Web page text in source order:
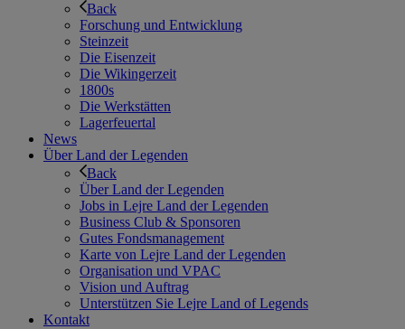
Back
Forschung und Entwicklung
Steinzeit
Die Eisenzeit
Die Wikingerzeit
1800s
Die Werkstätten
Lagerfeuertal
News
Über Land der Legenden
Back
Über Land der Legenden
Jobs in Lejre Land der Legenden
Business Club & Sponsoren
Gutes Fondsmanagement
Karte von Lejre Land der Legenden
Organisation und VPAC
Vision und Auftrag
Unterstützen Sie Lejre Land of Legends
Kontakt